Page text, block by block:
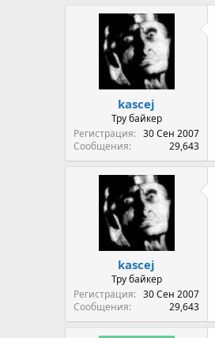
kascej
Тру байкер
Регистрация
30 Сен 2007
Сообщения
29,643
kascej
Тру байкер
Регистрация
30 Сен 2007
Сообщения
29,643